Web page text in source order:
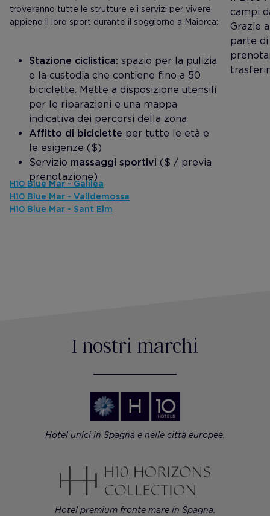
troveranno tutte le strutture e i servizi per vivere
appieno il loro sport durante il soggiorno a Maiorca:
Stazione ciclistica: spazio per la pulizia
e la custodia che contiene fino a 50
biciclette. Mette a disposizione utensili
per le riparazioni e una mappa
indicativa dei percorsi della zona
Affitto di biciclette per tutte le età e
le esigenze ($)
Servizio massaggi sportivi ($ / previa
prenotazione)
H10 Blue Mar - Galilea
H10 Blue Mar - Valldemossa
H10 Blue Mar - Sant Elm
campi
Grazie
parte di
I nostri marchi
Hotel unici in Spagna e nelle città europee.
Hotel premium fronte mare in Spagna.